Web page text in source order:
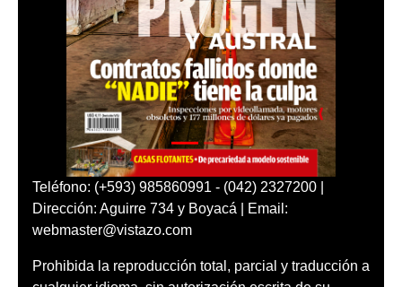
Teléfono: (+593) 985860991 - (042) 2327200 |
Dirección: Aguirre 734 y Boyacá | Email:
webmaster@vistazo.com
Prohibida la reproducción total, parcial y traducción a